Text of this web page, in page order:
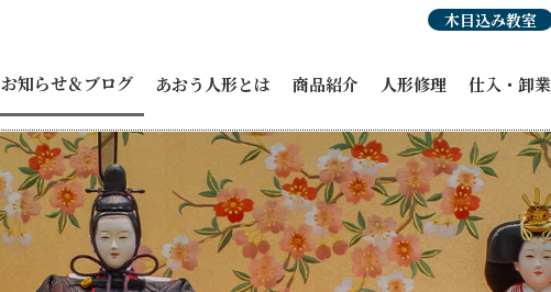
木目込み教室
お知らせ＆ブログ
お知らせ
節句人形豆知識
商品紹介
五月人形
ひな人形
人形修理・リメイク
メディア掲載
イベント情報
納品事例ブログ
2代目のブログ
あおう人形とは
あおう人形の強み
職人紹介・受賞歴
あおう人形の歴史
商品紹介
ひな人形
オーダーひな人形
五月人形
飾り馬
こいのぼり
正月飾り
お祝い・贈答品
コラボ商品・作品
お客様宅納品事例
人形修理 仕入・卸
穂洲工房
ひな人形カ
飾り馬カ
その他商品